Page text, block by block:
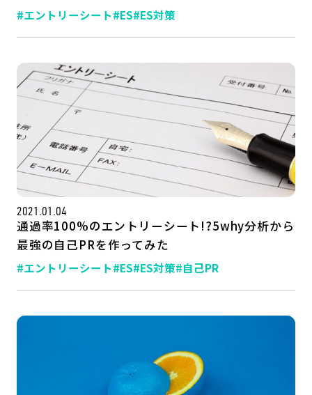
#エントリーシート#ES#ES対策
2021.01.04
通過率100%のエントリーシート!?5why分析から
最強の自己PRを作ってみた
#エントリーシート#ES#ES対策#自己PR